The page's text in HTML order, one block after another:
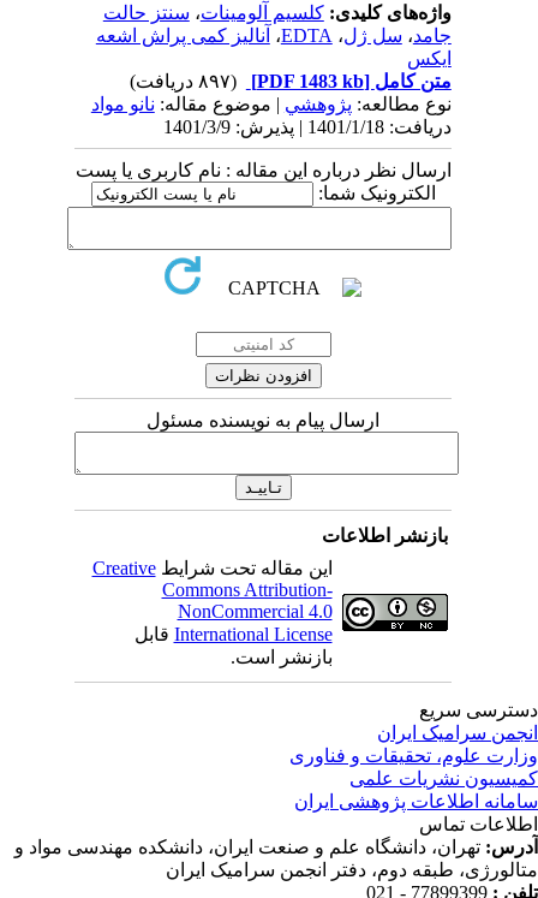
واژه‌های کلیدی:کلسیم آلومینات،سنتز حالت
جامد،سل ژل،EDTA،آنالیز کمی پراش اشعه
ایکس
متن کامل[PDF 1483 kb]
نوع مطالعه:پژوهشي| موضوع مقاله:نانو مواد
دریافت: 1401/1/18 | پذیرش: 1401/3/9
ارسال نظر درباره این مقاله : نام کاربری یا پست
الکترونیک شما:
ارسال پیام به نویسنده مسئول
بازنشر اطلاعات
این مقاله تحت شرایطCreative
Commons Attribution-
NonCommercial 4.0
International Licenseقابل
بازنشر است.
سریع
سرامیک ایران
علوم، تحقیقات و فناوری
نشریات علمی
اطلاعات پژوهشی ایران
تماس
تهران، دانشگاه علم و صنعت ایران، دانشکده مهندسی مواد و
طبقه دوم، دفتر انجمن سرامیک ایران
:
77899399 - 021